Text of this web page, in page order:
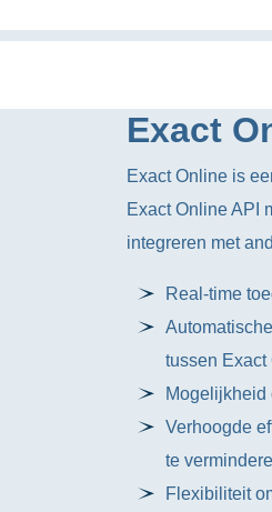
Exact
Exact Online is
Exact Online API
integreren met
Real-time
tussen Exact
Mogelijkheid
Verhoogde
te
Flexibiliteit